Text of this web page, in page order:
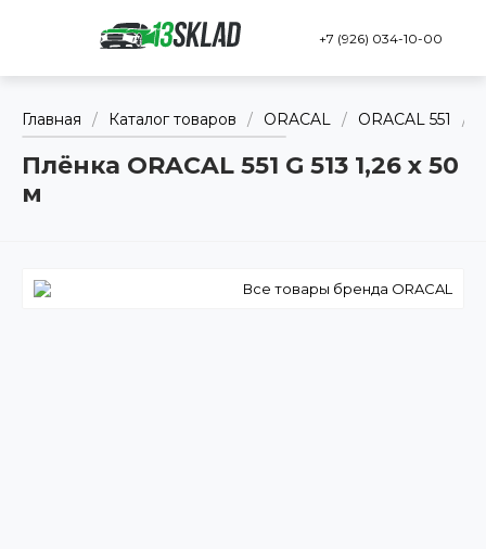
+7 (926) 034-10-00
Главная / Каталог товаров / ORACAL / ORACAL 551 /
Плёнка ORACAL 551 G 513 1,26 x 50
м
Все товары бренда ORACAL